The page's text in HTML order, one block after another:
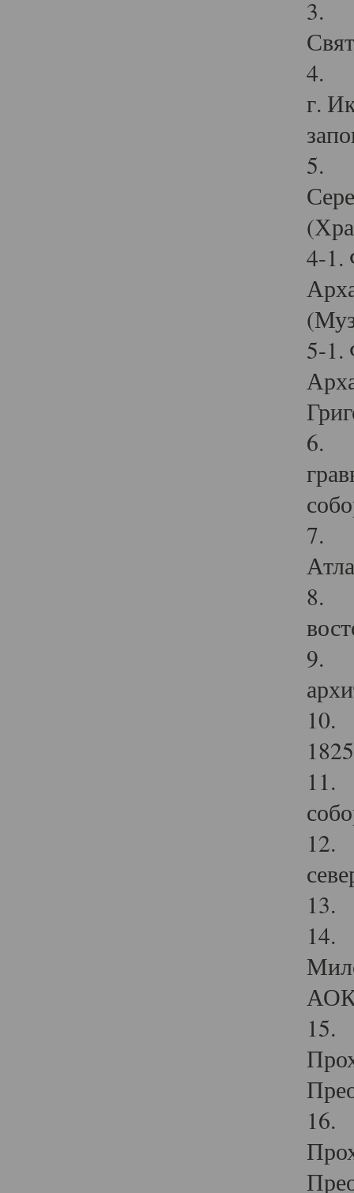
3.
4.
г.
5.
4-1.
5-1.
6.
7.
8.
9.
10.
11.
12.
13.
14.
15.
16.